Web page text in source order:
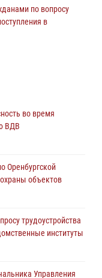
по вопросу
в
Дня
мужчина в тяжелой
готовность детских
году
во время
ВДВ
Оренбургской
объектов
трудоустройства
институты
Управления